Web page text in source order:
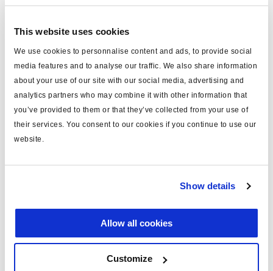
This website uses cookies
We use cookies to personnalise content and ads, to provide social
media features and to analyse our traffic. We also share information
about your use of our site with our social media, advertising and
analytics partners who may combine it with other information that
you’ve provided to them or that they’ve collected from your use of
their services. You consent to our cookies if you continue to use our
website.
Show details
Allow all cookies
Customize
système Gen1
capteurs 0S
valve de sélection de circuit sans
valve de décharge rapide
stability sans
note unité esclave
3.2